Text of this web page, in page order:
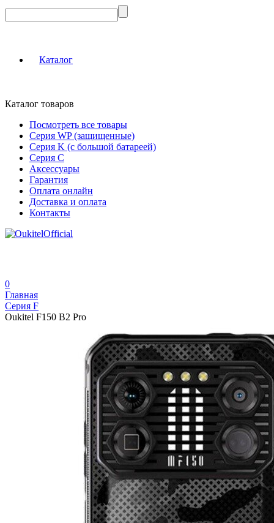
Каталог
Каталог товаров
Посмотреть все товары
Серия WP (защищенные)
Серия K (с большой батареей)
Серия C
Аксессуары
Гарантия
Оплата онлайн
Доставка и оплата
Контакты
0
Главная
Серия F
Oukitel F150 B2 Pro